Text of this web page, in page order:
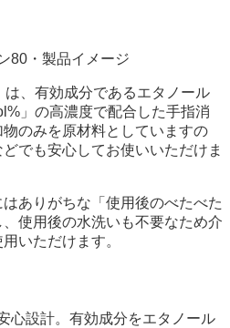
は、有効成分であるエタノール
」の高濃度で配合した手指消
のみを原材料としていますの
でも安心してお使いいただけま
ありがちな「使用後のべたべた
使用後の水洗いも不要なため介
いただけます。
心設計。有効成分をエタノール